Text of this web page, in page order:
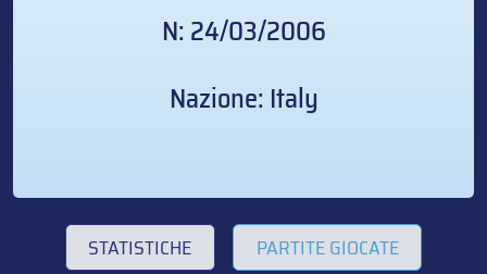
N: 24/03/2006
Nazione: Italy
STATISTICHE PARTITE GIOCATE